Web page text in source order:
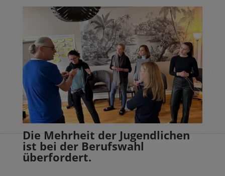
Die Mehrheit der Jugendlichen
ist bei der Berufswahl
überfordert.